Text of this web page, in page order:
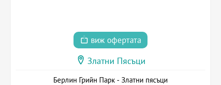
виж офертата
Златни Пясъци
Берлин Грийн Парк - Златни пясъци